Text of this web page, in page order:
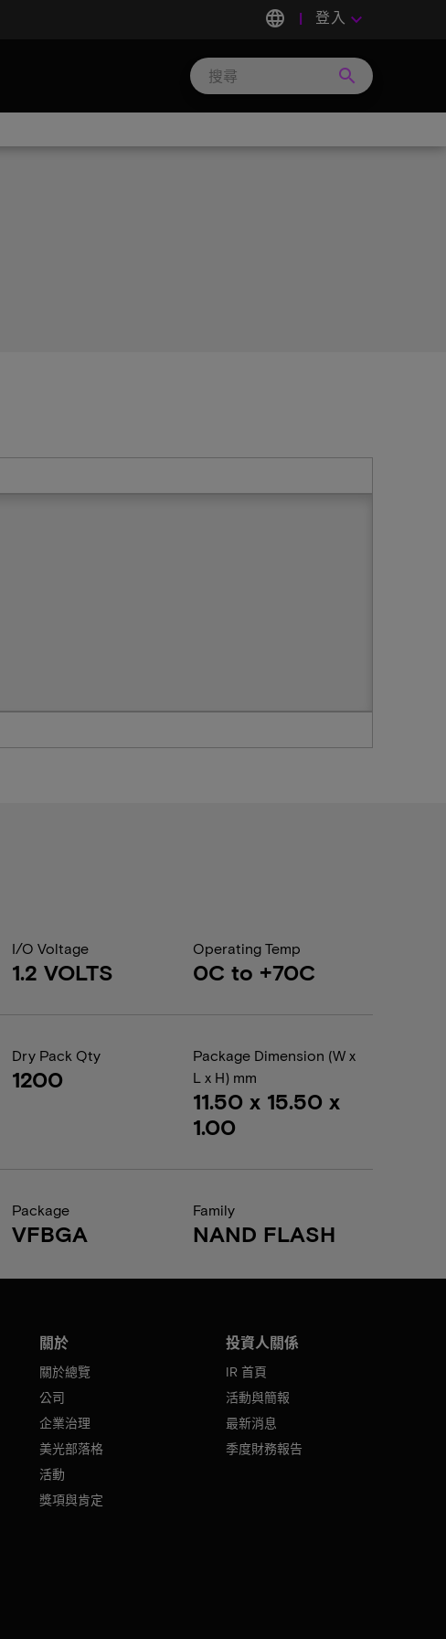
language 登入 keyboard_arrow_down
search
I/O Voltage
1.2 VOLTS
Operating Temp
0C to +70C
Dry Pack Qty
1200
Package Dimension (W x
L x H) mm
11.50 x 15.50 x
1.00
Package
VFBGA
Family
NAND FLASH
關於
關於總覽
公司
企業治理
美光部落格
活動
獎項與肯定
投資人關係
IR 首頁
活動與簡報
最新消息
季度財務報告